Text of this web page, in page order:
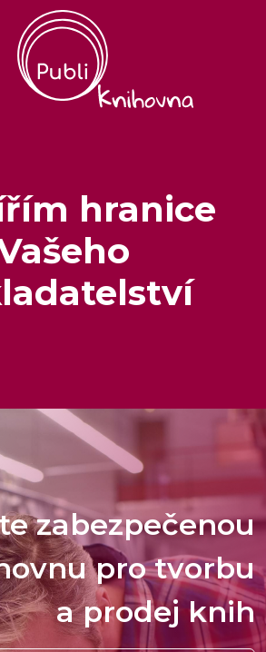
hranice
zabezpečenou
pro tvorbu
a prodej knih